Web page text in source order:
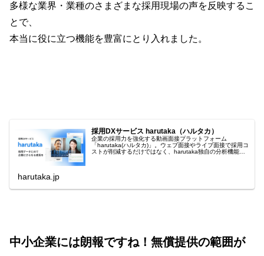
多様な業界・業種のさまざまな採用現場の声を反映するこ
とで、
本当に役に立つ機能を豊富にとり入れました。
採用DXサービス harutaka（ハルタカ）
企業の採用力を強化する動画面接プラットフォーム
「harutaka(ハルタカ)」。ウェブ面接やライブ面接で採用コ
ストが削減するだけではなく、harutaka独自の分析機能や
harutaka.jp
中小企業には朗報ですね！無償提供の範囲が